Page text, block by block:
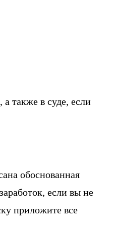
также в суде, если
обоснованная
если вы не
приложите все